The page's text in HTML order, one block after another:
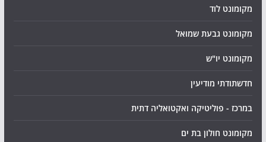
מקומונט לוד
מקומונט גבעת שמואל
מקומונט יו"ש
חדשתודתי מודיעין
במרכז - פוליטיקה ואקטואליה דתית
מקומונט חולון בת ים